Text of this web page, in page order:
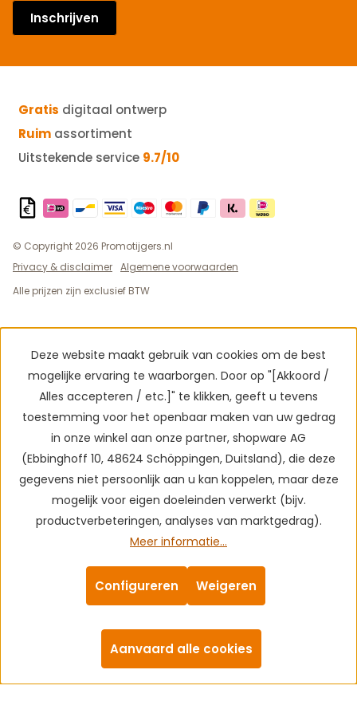
Inschrijven
Gratis digitaal ontwerp
Ruim assortiment
Uitstekende service 9.7/10
© Copyright 2026 Promotijgers.nl
Privacy & disclaimer Algemene voorwaarden
Alle prijzen zijn exclusief BTW
Deze website maakt gebruik van cookies om de best
mogelijke ervaring te waarborgen. Door op "[Akkoord /
Alles accepteren / etc.]" te klikken, geeft u tevens
toestemming voor het openbaar maken van uw gedrag
in onze winkel aan onze partner, shopware AG
(Ebbinghoff 10, 48624 Schöppingen, Duitsland), die deze
gegevens niet persoonlijk aan u kan koppelen, maar deze
mogelijk voor eigen doeleinden verwerkt (bijv.
productverbeteringen, analyses van marktgedrag).
Meer informatie...
Weigeren
Configureren
Aanvaard alle cookies